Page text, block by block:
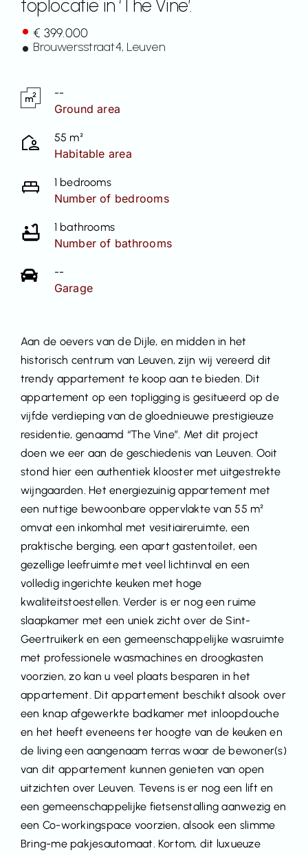
toplocatie in ‘The Vine’.
€ 399.000
Brouwersstraat4, Leuven
--
Ground area
55 m²
Habitable area
1 bedrooms
Number of bedrooms
1 bathrooms
Number of bathrooms
--
Garage
Aan de oevers van de Dijle, en midden in het
historisch centrum van Leuven, zijn wij vereerd dit
trendy appartement te koop aan te bieden. Dit
appartement op een topligging is gesitueerd op de
vijfde verdieping van de gloednieuwe prestigieuze
residentie, genaamd “The Vine”. Met dit project
doen we eer aan de geschiedenis van Leuven. Ooit
stond hier een authentiek klooster met uitgestrekte
wijngaarden. Het energiezuinig appartement met
een nuttige bewoonbare oppervlakte van 55 m²
omvat een inkomhal met vesitiaireruimte, een
praktische berging, een apart gastentoilet, een
gezellige leefruimte met veel lichtinval en een
volledig ingerichte keuken met hoge
kwaliteitstoestellen. Verder is er nog een ruime
slaapkamer met een uniek zicht over de Sint-
Geertruikerk en een gemeenschappelijke wasruimte
met professionele wasmachines en droogkasten
voorzien, zo kan u veel plaats besparen in het
appartement. Dit appartement beschikt alsook over
een knap afgewerkte badkamer met inloopdouche
en het heeft eveneens ter hoogte van de keuken en
de living een aangenaam terras waar de bewoner(s)
van dit appartement kunnen genieten van open
uitzichten over Leuven. Tevens is er nog een lift en
een gemeenschappelijke fietsenstalling aanwezig en
een Co-workingspace voorzien, alsook een slimme
Bring-me pakjesautomaat. Kortom, dit luxueuze